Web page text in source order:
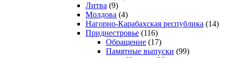
Литва (9)
Молдова (4)
Нагорно-Карабахская республика (14)
Приднестровье (116)
Обращение (17)
Памятные выпуски (99)